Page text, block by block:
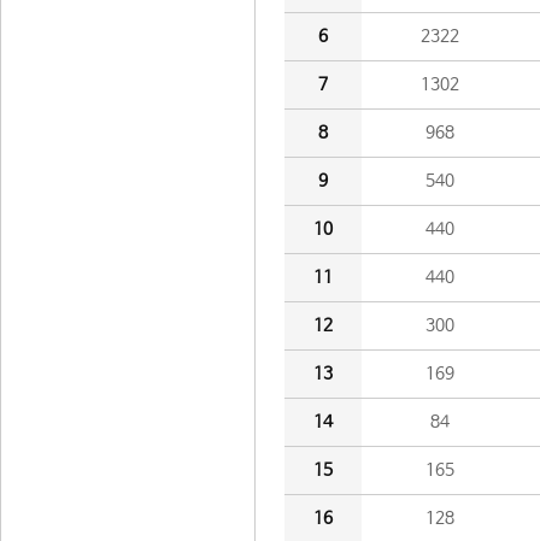
6 2322
7 1302
8 968
9 540
10 440
11 440
12 300
13 169
14 84
15 165
16 128